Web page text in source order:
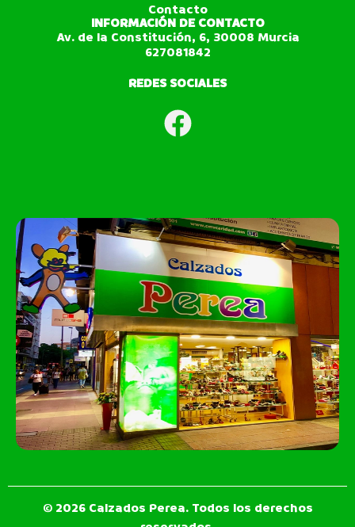
Contacto
INFORMACIÓN DE CONTACTO
Av. de la Constitución, 6, 30008 Murcia
627081842
REDES SOCIALES
© 2026 Calzados Perea. Todos los derechos